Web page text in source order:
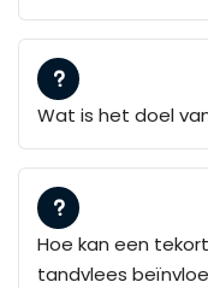
Wat is het doel
Hoe kan een
tandvlees